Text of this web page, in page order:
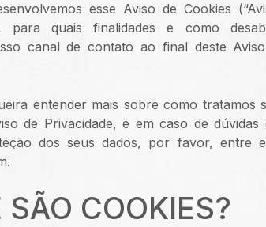
esse Aviso de Cookies
para quais finalidades e como
canal de contato ao final deste
entender mais sobre como tratamos
de Privacidade, e em caso de dúvidas
dos seus dados, por favor, entre
SÃO COOKIES?